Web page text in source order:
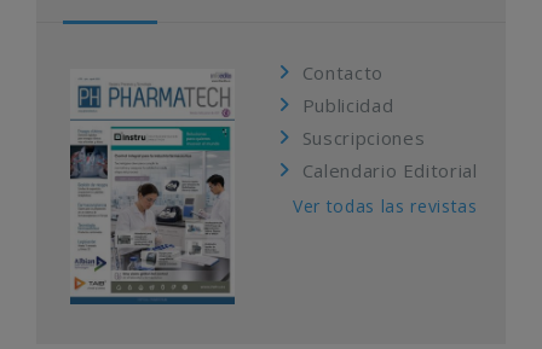
Contacto
Publicidad
Suscripciones
Calendario Editorial
Ver todas las revistas